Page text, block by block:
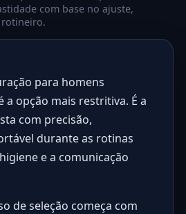
com base no ajuste,
para homens
a opção mais restritiva. É a
com precisão,
durante as rotinas
e a comunicação
de seleção começa com